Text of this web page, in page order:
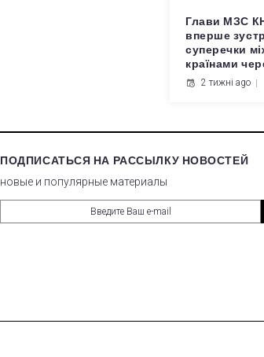
Глави МЗС
вперше
суперечки
країнами
2 тижні ago
ПОДПИСАТЬСЯ НА РАССЫЛКУ НОВОСТЕЙ
новые и популярные материалы